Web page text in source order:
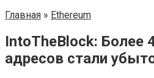
Главная » Ethereum
IntoTheBlock: Более
адресов стали